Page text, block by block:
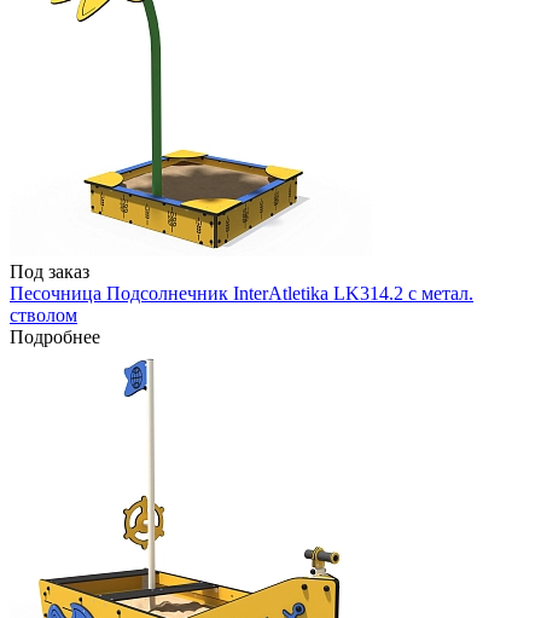
Под заказ
Песочница Подсолнечник InterAtletika LK314.2 с метал.
стволом
Подробнее